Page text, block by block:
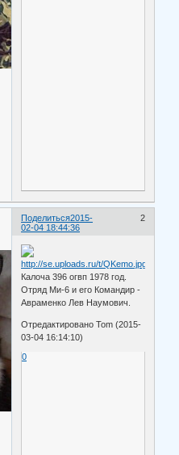
Поделиться 2
2015-
02-04 18:44:36
Калоча 396 огвп 1978 год.
Отряд Ми-6 и его Командир -
Авраменко Лев Наумович.
Отредактировано Tom (2015-
03-04 16:14:10)
0